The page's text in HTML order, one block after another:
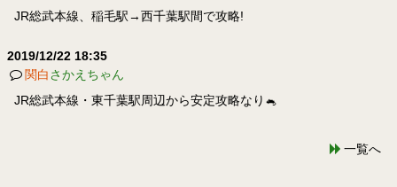
JR総武本線、稲毛駅→西千葉駅間で攻略!
2019/12/22 18:35
関白さかえちゃん
JR総武本線・東千葉駅周辺から安定攻略なり🐁
一覧へ